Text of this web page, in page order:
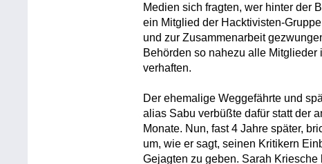
Medien sich fragten, wer hinter der
ein Mitglied der Hacktivisten-
und zur Zusammenarbeit
Behörden so nahezu alle
verhaften.
Der ehemalige Weggefährte und
alias Sabu verbüßte dafür statt der
Monate. Nun, fast 4 Jahre später,
um, wie er sagt, seinen Kritikern
Gejagten zu geben. Sarah Kriesche